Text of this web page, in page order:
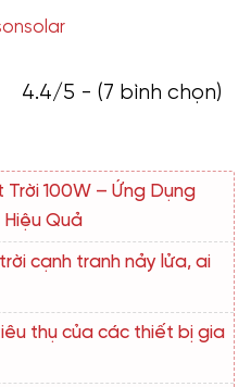
4.4/5 - (7 bình chọn)
100W – Ứng Dụng
Hiệu Quả
cạnh tranh nảy lửa, ai
thụ của các thiết bị gia